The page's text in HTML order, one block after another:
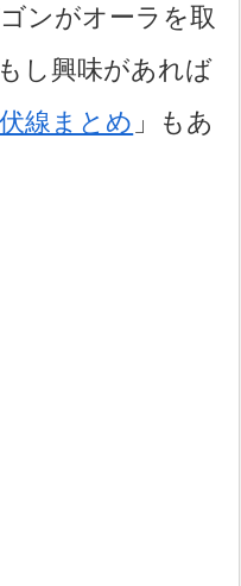
ンがオーラを取
し興味があれば
線まとめ 」もあ